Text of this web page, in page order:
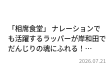
「相席食堂」 ナレーションで
も活躍するラッパーが岸和田で
だんじりの魂にふれる！…
2026.07.21